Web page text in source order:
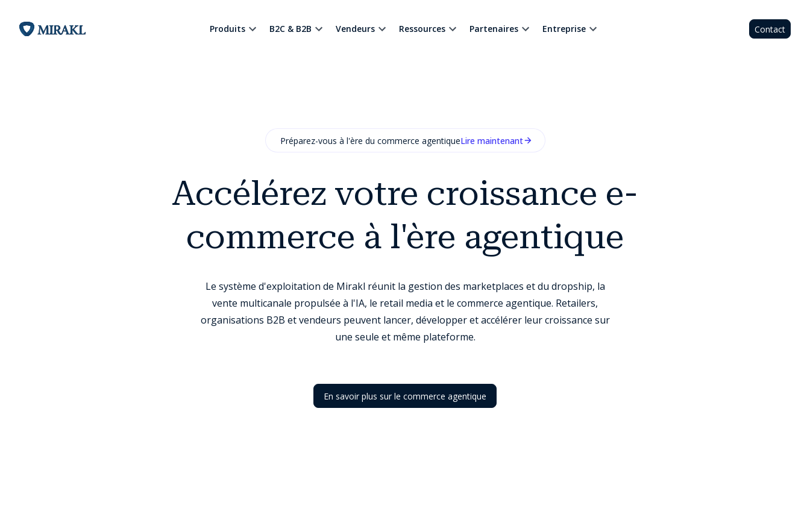
Produits B2C & B2B Vendeurs Ressources Partenaires Entreprise Contact
Préparez-vous à l'ère du commerce agentiqueLire maintenant
Accélérez votre croissance e-
commerce à l'ère agentique
Le système d'exploitation de Mirakl réunit la gestion des marketplaces et du dropship, la
vente multicanale propulsée à l'IA, le retail media et le commerce agentique. Retailers,
organisations B2B et vendeurs peuvent lancer, développer et accélérer leur croissance sur
une seule et même plateforme.
En savoir plus sur le commerce agentique